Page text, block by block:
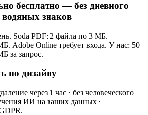
бесплатно — без дневного
водяных знаков
Soda PDF: 2 файла по 3 МБ.
Adobe Online требует входа. У нас: 50
за запрос.
по дизайну
через 1 час · без человеческого
ИИ на ваших данных ·